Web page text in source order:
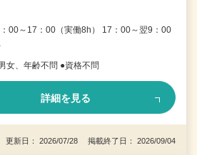
00～17：00（実働8h） 17：00～翌9：00
女、年齢不問 ●資格不問
詳細を見る
更新日： 2026/07/28 掲載終了日： 2026/09/04